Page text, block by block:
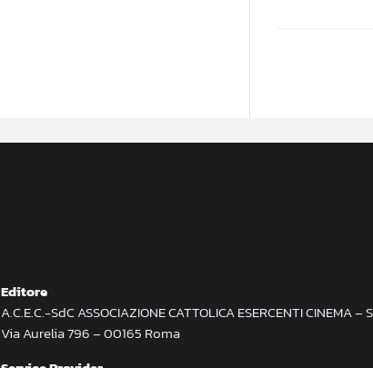
Editore
A.C.E.C.-SdC ASSOCIAZIONE CATTOLICA ESERCENTI CINEMA –
Via Aurelia 796 – 00165 Roma